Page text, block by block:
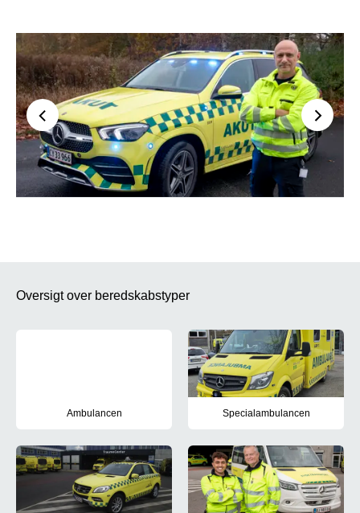
Oversigt over beredskabstyper
Ambulancen Specialambulancen